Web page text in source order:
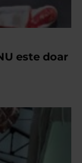
este doar